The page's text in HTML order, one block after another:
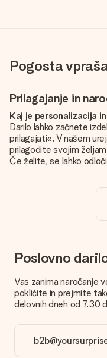
Pogosta
Prilagajanje in
Kaj je personalizacija
Darilo lahko začnete
prilagajati«. V našem
prilagodite svojim
Če želite, se lahko
Je personalizacija
Cena, prikazana na
vašega darila. Lepo in
Želimo poskrbeti, da
Zato je pomembno, da
našo službo za pomoč
z darilom, ki ga želite
kakovost!
Katere formate lahko
Datoteke JPG in PNG
tehnično ali imate sliko
Poslovno
Vas zanima naročanje
pokličite in prejmite
delovnih dneh od 7.30